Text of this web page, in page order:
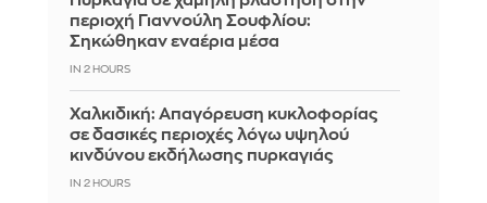
περιοχή Γιαννούλη Σουφλίου:
Σηκώθηκαν εναέρια μέσα
IN 2 HOURS
Χαλκιδική: Απαγόρευση κυκλοφορίας
σε δασικές περιοχές λόγω υψηλού
κινδύνου εκδήλωσης πυρκαγιάς
IN 2 HOURS